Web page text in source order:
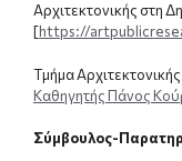
Αρχιτεκτονικής στη
[https://
Τμήμα
Καθηγητής Πάνος
Σύμβουλος-